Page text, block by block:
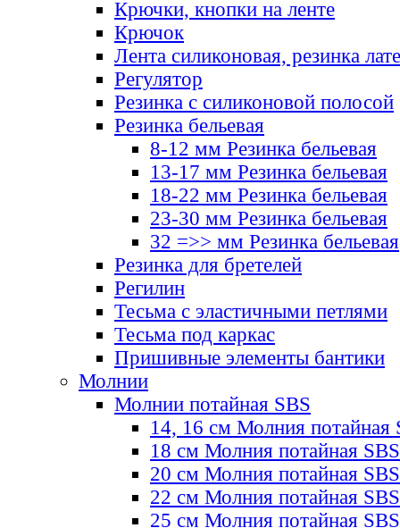
Крючки, кнопки на ленте
Крючок
Лента силиконовая, резинка
Регулятор
Резинка с силиконовой полосой
Резинка бельевая
8-12 мм Резинка бельевая
13-17 мм Резинка бельевая
18-22 мм Резинка бельевая
23-30 мм Резинка бельевая
32 =>> мм Резинка бельевая
Резинка для бретелей
Регилин
Тесьма с эластичными петлями
Тесьма под каркас
Пришивные элементы бантики
Молнии
Молнии потайная SBS
14, 16 см Молния потайная
18 см Молния потайная SBS
20 см Молния потайная SBS
22 см Молния потайная SBS
25 см Молния потайная SBS